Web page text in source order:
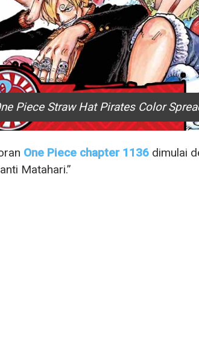
Piece Straw Hat Pirates Color
One Piece chapter 1136dimulai
Matahari.”